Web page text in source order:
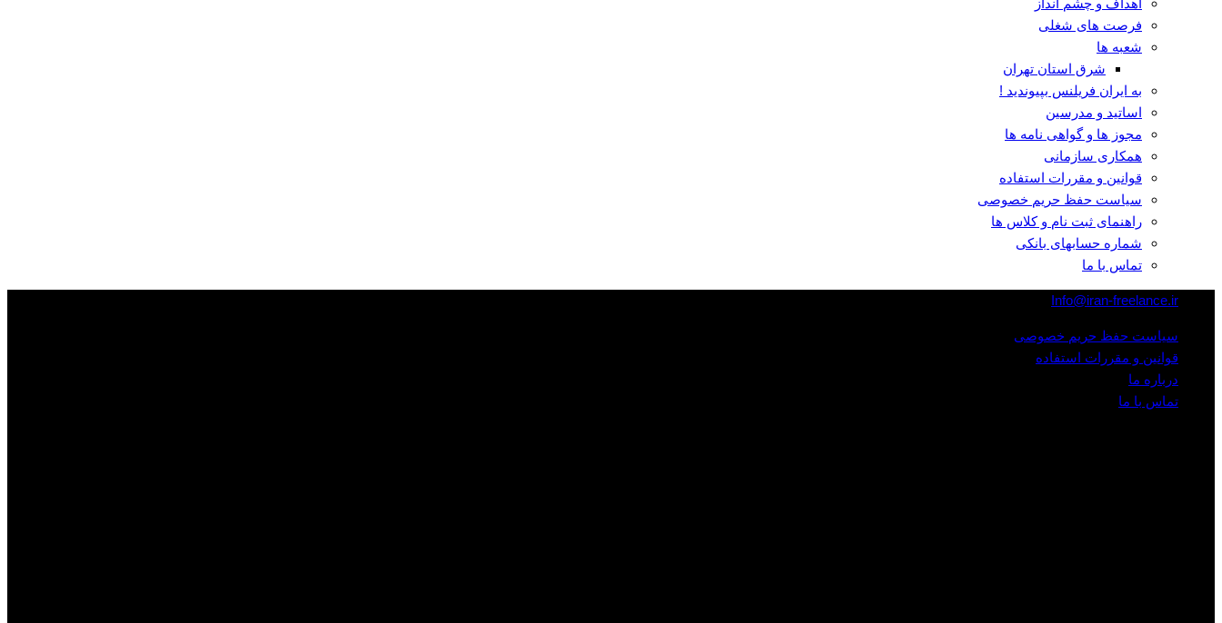
اهداف و چشم انداز
فرصت های شغلی
شعبه ها
شرق استان تهران
به ایران فریلنس بپیوندید !
اساتید و مدرسین
مجوز ها و گواهی نامه ها
همکاری سازمانی
قوانین و مقررات استفاده
سیاست حفظ حریم خصوصی
راهنمای ثبت نام و کلاس ها
شماره حسابهای بانکی
تماس با ما
Info@iran-freelance.ir
سیاست حفظ حریم خصوصی
قوانین و مقررات استفاده
درباره ما
تماس با ما